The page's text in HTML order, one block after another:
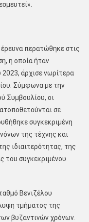
περατώθηκε στις
η οποία ήταν
άρχισε νωρίτερα
Σύμφωνα με την
Συμβουλίου, οι
σε
συγκεκριμένη
της τέχνης και
ιδιαιτερότητας, της
του συγκεκριμένου
Βενιζέλου
τμήματος της
βυζαντινών χρόνων.